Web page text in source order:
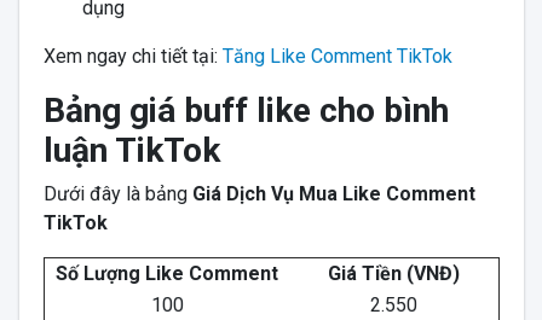
dụng
Xem ngay chi tiết tại: Tăng Like Comment TikTok
Bảng giá buff like cho bình
luận TikTok
Dưới đây là bảng Giá Dịch Vụ Mua Like Comment
TikTok
Số Lượng Like Comment
Giá Tiền (VNĐ)
100
2.550